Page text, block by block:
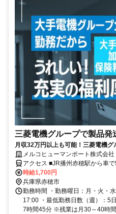
三菱電機グループで製品発
月収32万円以上も可能！三菱電機グ
「安定した大手企業で働きたい」「
身につけたい」「製造業に挑戦して
フが活躍中♪未経験からスタートで
集！資格がなくても大丈夫。必要な
ます★
メルコヒューマンポート株式会社
アクセス ■JR播州赤穂駅から車
時給1,700円
兵庫県赤穂市
勤務時間 ・勤務曜日：月・火・
17:00 ・最低勤務日数（週）：5
7時間45分 ※残業は月30～40時